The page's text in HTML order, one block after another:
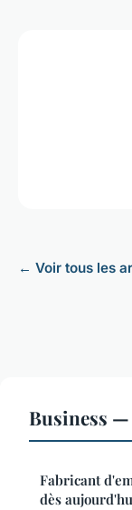
← Voir tous les
Business —
Fabricant
dès